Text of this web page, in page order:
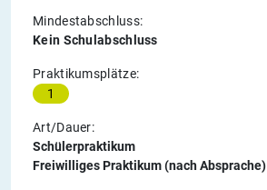
Mindestabschluss:
Kein Schulabschluss
Praktikumsplätze:
1
Art/Dauer:
Schülerpraktikum
Freiwilliges Praktikum (nach Absprache)